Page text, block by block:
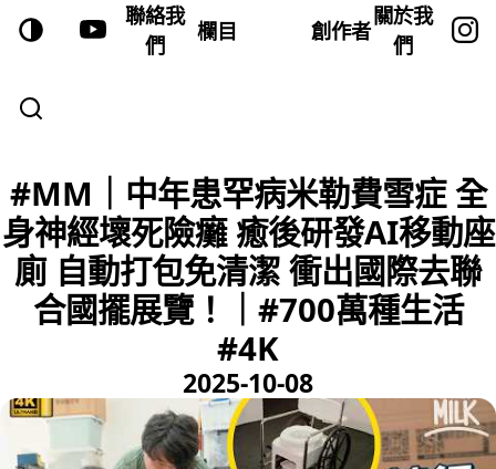
聯絡我
們
欄目 創作者
關於我
們
#MM｜中年患罕病米勒費雪症 全
身神經壞死險癱 癒後研發AI移動座
廁 自動打包免清潔 衝出國際去聯
合國擺展覽！｜#700萬種生活
#4K
2025-10-08